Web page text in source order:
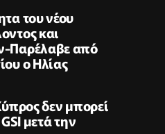
του νέου
και
Παρέλαβε από
ο Ηλίας
δεν μπορεί
μετά την